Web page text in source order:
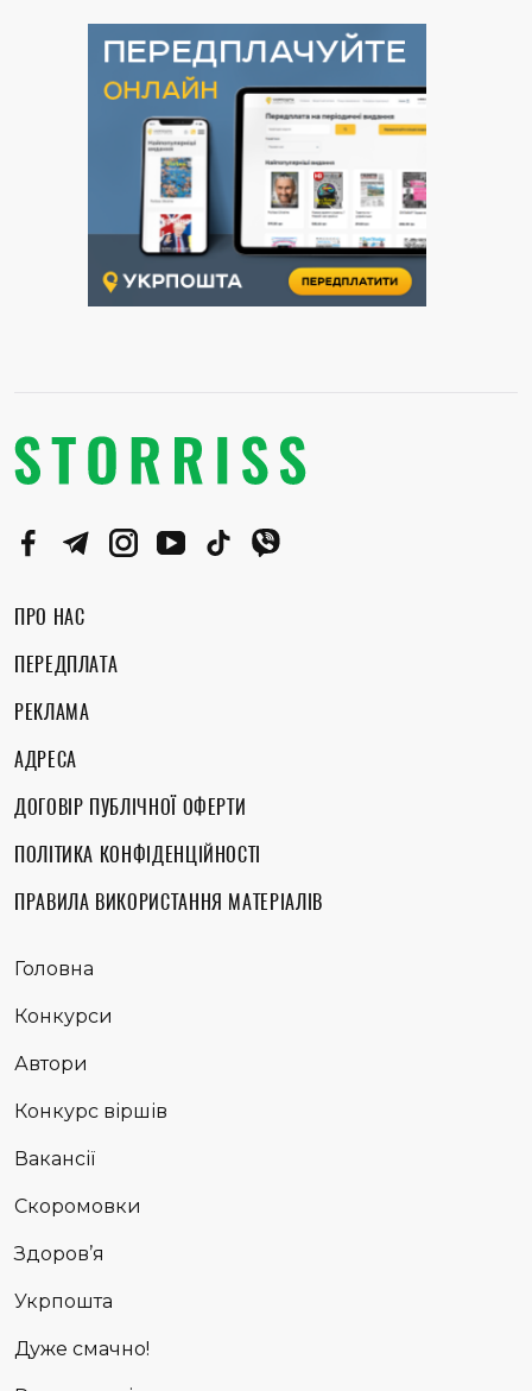
ПРО НАС
ПЕРЕДПЛАТА
РЕКЛАМА
АДРЕСА
ДОГОВІР ПУБЛІЧНОЇ ОФЕРТИ
ПОЛІТИКА КОНФІДЕНЦІЙНОСТІ
ПРАВИЛА ВИКОРИСТАННЯ МАТЕРІАЛІВ
Головна
Конкурси
Автори
Конкурс віршів
Вакансії
Скоромовки
Здоров’я
Укрпошта
Дуже смачно!